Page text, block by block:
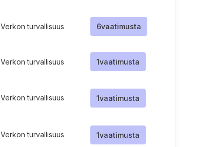
Verkon turvallisuus 6vaatimusta
Verkon turvallisuus 1vaatimusta
Verkon turvallisuus 1vaatimusta
Verkon turvallisuus 1vaatimusta